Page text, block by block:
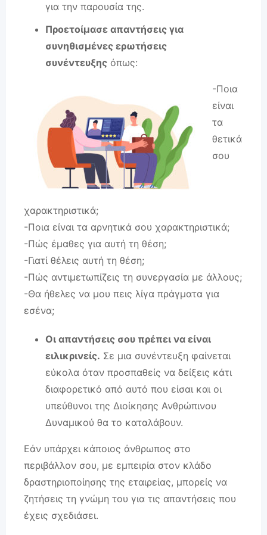
για την παρουσία της.
Προετοίμασε απαντήσεις για
συνηθισμένες ερωτήσεις
συνέντευξης όπως:
-Ποια
είναι
τα
θετικά
σου
χαρακτηριστικά;
-Ποια είναι τα αρνητικά σου χαρακτηριστικά;
-Πώς έμαθες για αυτή τη θέση;
-Γιατί θέλεις αυτή τη θέση;
-Πώς αντιμετωπίζεις τη συνεργασία με άλλους;
-Θα ήθελες να μου πεις λίγα πράγματα για
εσένα;
Οι απαντήσεις σου πρέπει να είναι
ειλικρινείς. Σε μια συνέντευξη φαίνεται
εύκολα όταν προσπαθείς να δείξεις κάτι
διαφορετικό από αυτό που είσαι και οι
υπεύθυνοι της Διοίκησης Ανθρώπινου
Δυναμικού θα το καταλάβουν.
Εάν υπάρχει κάποιος άνθρωπος στο
περιβάλλον σου, με εμπειρία στον κλάδο
δραστηριοποίησης της εταιρείας, μπορείς να
ζητήσεις τη γνώμη του για τις απαντήσεις που
έχεις σχεδιάσει.